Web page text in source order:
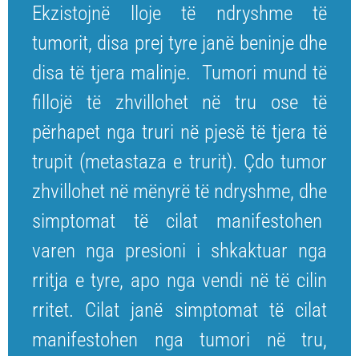
Ekzistojnë lloje të ndryshme të
tumorit, disa prej tyre janë beninje dhe
disa të tjera malinje. Tumori mund të
fillojë të zhvillohet në tru ose të
përhapet nga truri në pjesë të tjera të
trupit (metastaza e trurit). Çdo tumor
zhvillohet në mënyrë të ndryshme, dhe
simptomat të cilat manifestohen
varen nga presioni i shkaktuar nga
rritja e tyre, apo nga vendi në të cilin
rritet. Cilat janë simptomat të cilat
manifestohen nga tumori në tru,